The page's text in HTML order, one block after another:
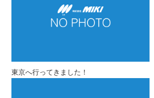
東京へ行ってきました！